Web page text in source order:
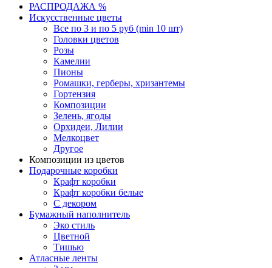
РАСПРОДАЖА %
Искусственные цветы
Все по 3 и по 5 руб (min 10 шт)
Головки цветов
Розы
Камелии
Пионы
Ромашки, герберы, хризантемы
Гортензия
Композиции
Зелень, ягоды
Орхидеи, Лилии
Мелкоцвет
Другое
Композиции из цветов
Подарочные коробки
Крафт коробки
Крафт коробки белые
С декором
Бумажный наполнитель
Эко стиль
Цветной
Тишью
Атласные ленты